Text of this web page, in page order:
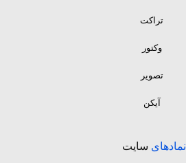
تراکت
وکتور
تصویر
آیکن
نمادهای سایت